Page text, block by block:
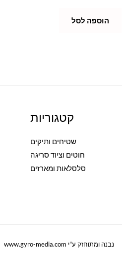
הוספה לסל
קטגוריות
שטיחים ותיקים
חוטים וציוד סריגה
סלסלאות ומארזים
נבנה ומתוחזק ע"י w ww.gyro-media.com